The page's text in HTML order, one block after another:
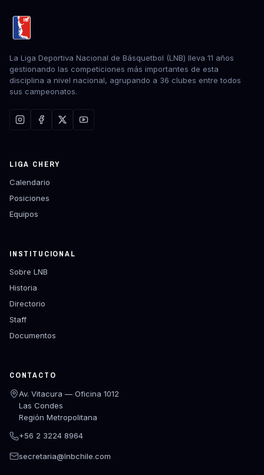
La Liga Deportiva Nacional de Básquetbol (LNB) lleva 11 años
gestionando las competiciones más importantes de esta
disciplina a nivel nacional, agrupando a 36 clubes entre todos
sus campeonatos.
LIGA CHERY
Calendario
Posiciones
Equipos
INSTITUCIONAL
Sobre LNB
Historia
Directorio
Staff
Documentos
CONTACTO
Av. Vitacura — Oficina 1012
Las Condes
Región Metropolitana
+56 2 3224 8964
secretaria@lnbchile.com